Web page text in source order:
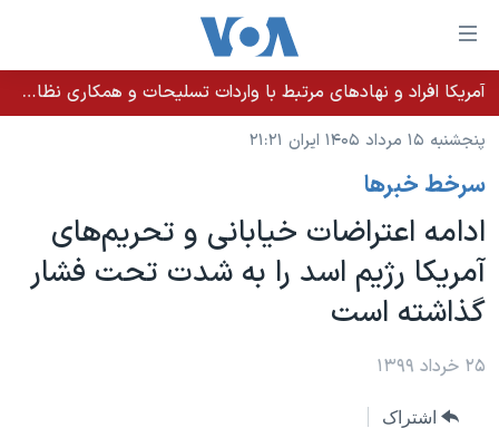
لینکهای
قابل
دسترسی
جهش
محتوای
اصلی
جهش
صفحه
جهش
خانه
نسخه سبک وب‌سایت
موضوع ها
ایران
آمریکا
جهان
ورزشی
برنامه های تلویزیونی
جدول برنامه ها
صفحه‌های ویژه
جام جهانی ۲۰۲۶
فرکانس‌های صدای آمریکا
پخش رادیویی
آمریکا افراد و نهادهای مرتبط با واردات تسلیحات و همکاری نظامی کوبا را تحریم کرد
پنجشنبه ۱۵ مرداد ۱۴۰۵ ایران ۲۱:۲۱
سرخط خبرها
ادامه اعتراضات خیابانی و تحریم‌های
آمریکا رژیم اسد را به شدت تحت فشار
گذاشته است
۲۵ خرداد ۱۳۹۹
اشتراک